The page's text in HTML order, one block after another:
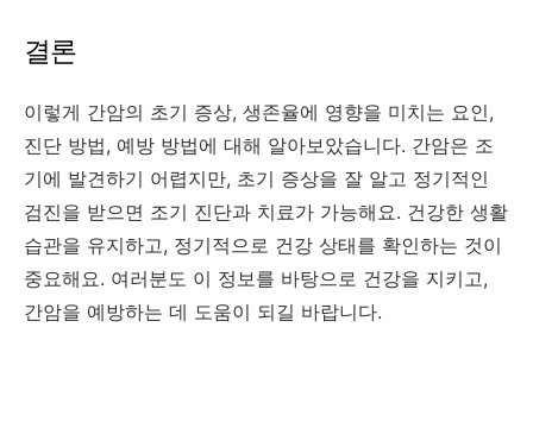
결론
이렇게 간암의 초기 증상, 생존율에 영향을 미치는 요인,
진단 방법, 예방 방법에 대해 알아보았습니다. 간암은 조
기에 발견하기 어렵지만, 초기 증상을 잘 알고 정기적인
검진을 받으면 조기 진단과 치료가 가능해요. 건강한 생활
습관을 유지하고, 정기적으로 건강 상태를 확인하는 것이
중요해요. 여러분도 이 정보를 바탕으로 건강을 지키고,
간암을 예방하는 데 도움이 되길 바랍니다.